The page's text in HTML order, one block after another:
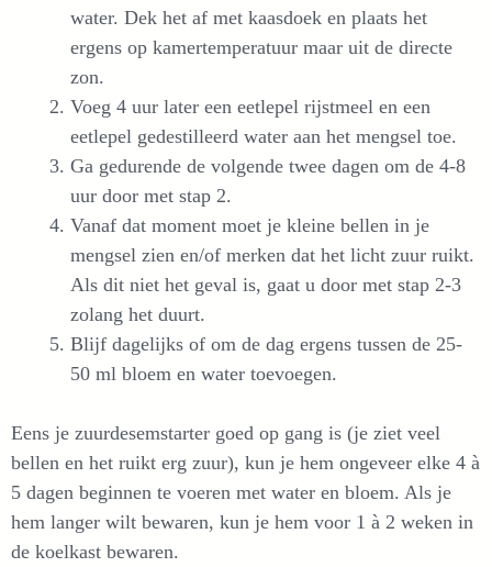
water. Dek het af met kaasdoek en plaats het
ergens op kamertemperatuur maar uit de directe
zon.
Voeg 4 uur later een eetlepel rijstmeel en een
eetlepel gedestilleerd water aan het mengsel toe.
Ga gedurende de volgende twee dagen om de 4-8
uur door met stap 2.
Vanaf dat moment moet je kleine bellen in je
mengsel zien en/of merken dat het licht zuur ruikt.
Als dit niet het geval is, gaat u door met stap 2-3
zolang het duurt.
Blijf dagelijks of om de dag ergens tussen de 25-
50 ml bloem en water toevoegen.
Eens je zuurdesemstarter goed op gang is (je ziet veel
bellen en het ruikt erg zuur), kun je hem ongeveer elke 4 à
5 dagen beginnen te voeren met water en bloem. Als je
hem langer wilt bewaren, kun je hem voor 1 à 2 weken in
de koelkast bewaren.